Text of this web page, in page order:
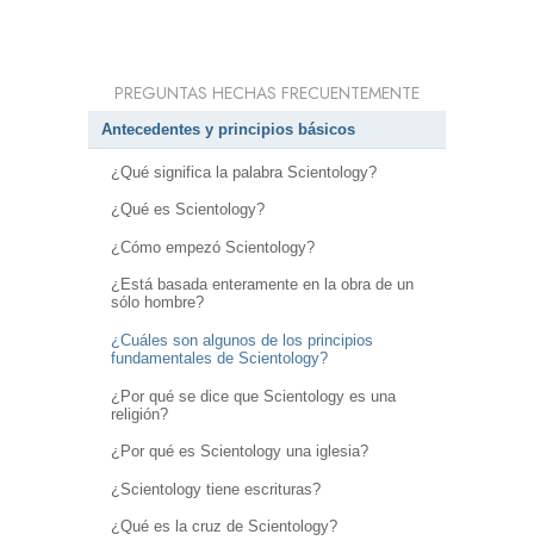
PREGUNTAS HECHAS FRECUENTEMENTE
Antecedentes y principios básicos
¿Qué significa la palabra Scientology?
¿Qué es Scientology?
¿Cómo empezó Scientology?
¿Está basada enteramente en la obra de un
sólo hombre?
¿Cuáles son algunos de los principios
fundamentales de Scientology?
¿Por qué se dice que Scientology es una
religión?
¿Por qué es Scientology una iglesia?
¿Scientology tiene escrituras?
¿Qué es la cruz de Scientology?